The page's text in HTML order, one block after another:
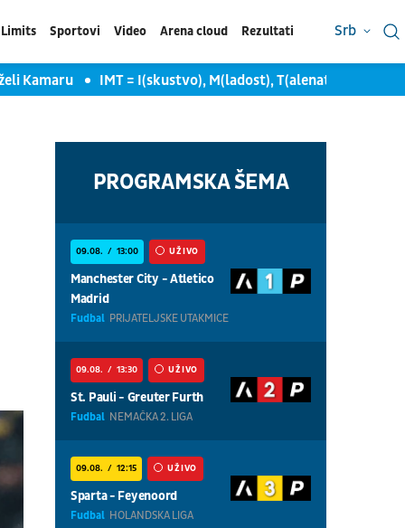
Limits Sportovi Video Arena cloud Rezultati Srb
IMT = I(skustvo), M(ladost), T(alenat)
PROGRAMSKA ŠEMA
09.08. 13:00 UŽIVO
Manchester City - Atletico
Madrid
Fudbal PRIJATELJSKE UTAKMICE
09.08. 13:30 UŽIVO
St. Pauli - Greuter Furth
Fudbal NEMAČKA 2. LIGA
09.08. 12:15 UŽIVO
Sparta - Feyenoord
Fudbal HOLANDSKA LIGA